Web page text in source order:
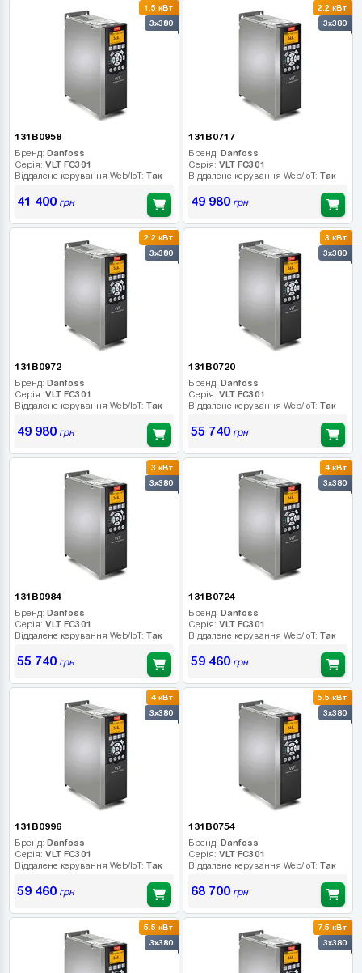
1.5 кВт
3x380
131B0958
Бренд: Danfoss
Серія: VLT FC301
Віддалене керування Web/IoT: Так
41 400грн
2.2 кВт
3x380
131B0717
Бренд: Danfoss
Серія: VLT FC301
Віддалене керування Web/IoT: Так
49 980грн
2.2 кВт
3x380
131B0972
Бренд: Danfoss
Серія: VLT FC301
Віддалене керування Web/IoT: Так
49 980грн
3 кВт
3x380
131B0720
Бренд: Danfoss
Серія: VLT FC301
Віддалене керування Web/IoT: Так
55 740грн
3 кВт
3x380
131B0984
Бренд: Danfoss
Серія: VLT FC301
Віддалене керування Web/IoT: Так
55 740грн
4 кВт
3x380
131B0724
Бренд: Danfoss
Серія: VLT FC301
Віддалене керування Web/IoT: Так
59 460грн
4 кВт
3x380
131B0996
Бренд: Danfoss
Серія: VLT FC301
Віддалене керування Web/IoT: Так
59 460грн
5.5 кВт
3x380
131B0754
Бренд: Danfoss
Серія: VLT FC301
Віддалене керування Web/IoT: Так
68 700грн
5.5 кВт
3x380
7.5 кВт
3x380